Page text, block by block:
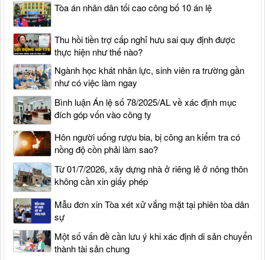
Tòa án nhân dân tối cao công bố 10 án lệ
Thu hồi tiền trợ cấp nghỉ hưu sai quy định được
thực hiện như thế nào?
Ngành học khát nhân lực, sinh viên ra trường gần
như có việc làm ngay
Bình luận Án lệ số 78/2025/AL về xác định mục
đích góp vốn vào công ty
Hôn người uống rượu bia, bị công an kiểm tra có
nồng độ cồn phải làm sao?
Từ 01/7/2026, xây dựng nhà ở riêng lẻ ở nông thôn
không cần xin giấy phép
Mẫu đơn xin Tòa xét xử vắng mặt tại phiên tòa dân
sự
Một số vấn đề cần lưu ý khi xác định di sản chuyển
thành tài sản chung